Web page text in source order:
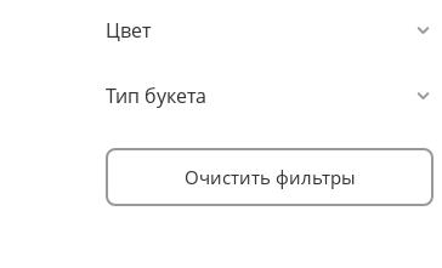
Цвет
Тип букета
Очистить фильтры